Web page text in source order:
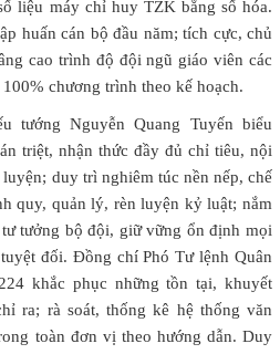
liệu máy chỉ huy TZK bằng số hóa.
huấn cán bộ đầu năm; tích cực, chủ
cao trình độ đội ngũ giáo viên các
chương trình theo kế hoạch.
tướng Nguyễn Quang Tuyến biểu
triệt, nhận thức đầy đủ chỉ tiêu, nội
duy trì nghiêm túc nền nếp, chế
quy, quản lý, rèn luyện kỷ luật; nắm
tưởng bộ đội, giữ vững ổn định mọi
đối. Đồng chí Phó Tư lệnh Quân
khắc phục những tồn tại, khuyết
ra; rà soát, thống kê hệ thống văn
toàn đơn vị theo hướng dẫn. Duy